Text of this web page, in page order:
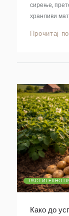
сирење,
хранливи
Прочитај
РАСТИТЕЛНО
Како до